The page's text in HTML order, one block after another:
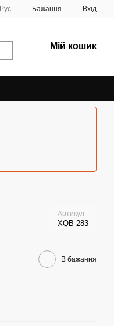
Рус Бажання Вхід
Мій кошик
Артикул
XQB-283
В бажання